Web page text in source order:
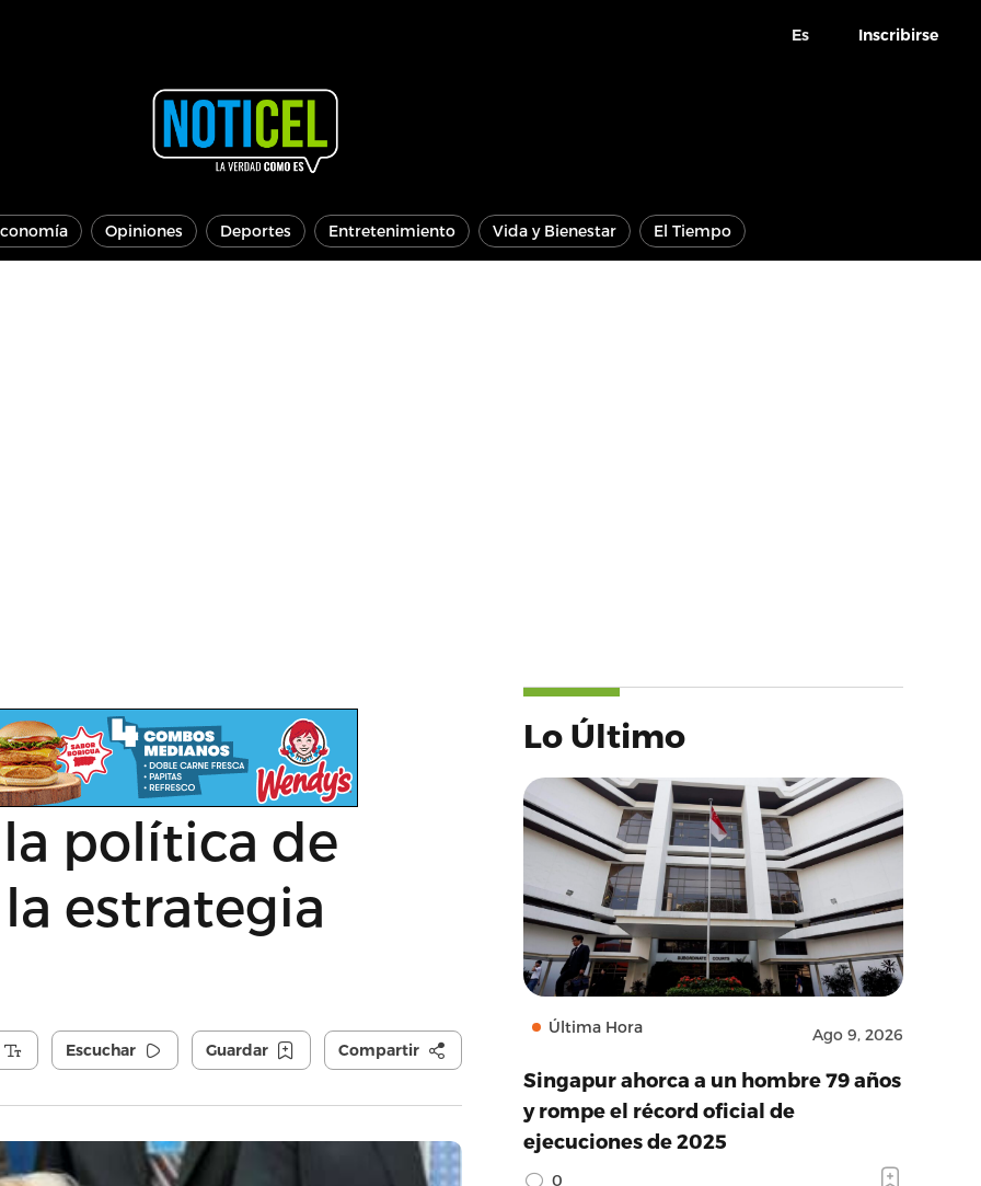
Es Inscribirse
Opiniones Deportes Entretenimiento Vida y Bienestar El Tiempo
política de
estrategia
Escuchar Guardar Compartir
Lo Último
Última Hora Ago 9, 2026
Singapur ahorca a un hombre 79 años
y rompe el récord oficial de
ejecuciones de 2025
0